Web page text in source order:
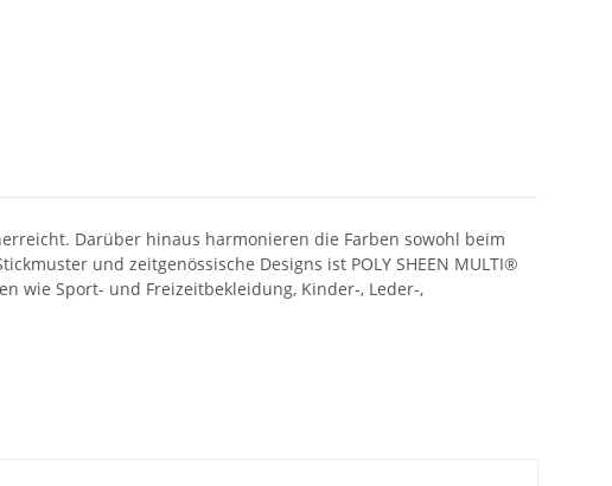
Darüber hinaus harmonieren die Farben sowohl beim
und zeitgenössische Designs ist POLY SHEEN MULTI®
wie Sport- und Freizeitbekleidung, Kinder-, Leder-,